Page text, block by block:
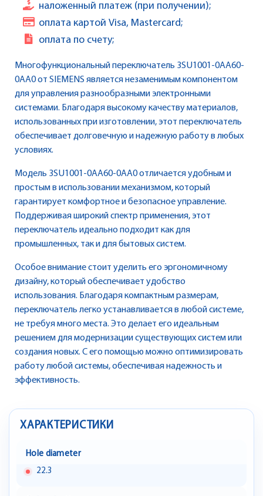
наложенный платеж (при получении);
оплата картой Visa, Mastercard;
оплата по счету;
Многофункциональный переключатель 3SU1001-0AA60-
0AA0 от SIEMENS является незаменимым компонентом
для управления разнообразными электронными
системами. Благодаря высокому качеству материалов,
использованных при изготовлении, этот переключатель
обеспечивает долговечную и надежную работу в любых
условиях.
Модель 3SU1001-0AA60-0AA0 отличается удобным и
простым в использовании механизмом, который
гарантирует комфортное и безопасное управление.
Поддерживая широкий спектр применения, этот
переключатель идеально подходит как для
промышленных, так и для бытовых систем.
Особое внимание стоит уделить его эргономичному
дизайну, который обеспечивает удобство
использования. Благодаря компактным размерам,
переключатель легко устанавливается в любой системе,
не требуя много места. Это делает его идеальным
решением для модернизации существующих систем или
создания новых. С его помощью можно оптимизировать
работу любой системы, обеспечивая надежность и
эффективность.
ХАРАКТЕРИСТИКИ
Hole diameter
22.3